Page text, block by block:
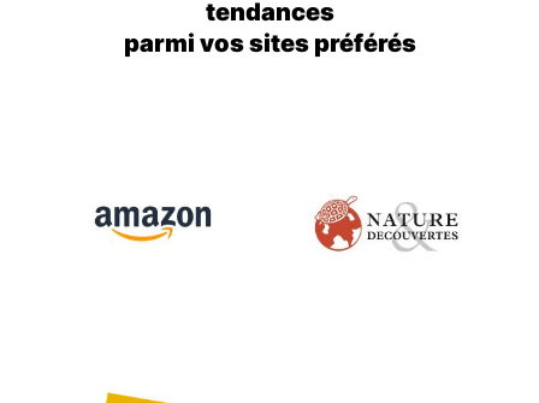
tendances
parmi vos sites préférés